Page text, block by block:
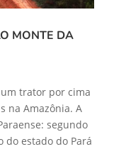
MONTE DA
trator por cima
na Amazônia. A
segundo
do estado do Pará